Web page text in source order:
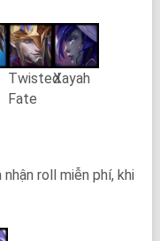
Twisted
Fate
Xayah
roll miễn phí, khi